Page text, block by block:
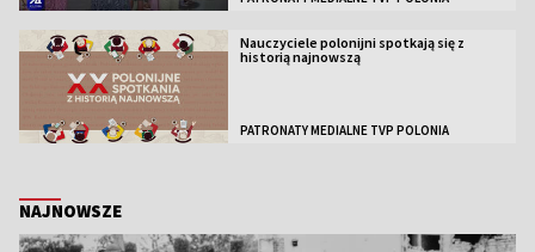
Nauczyciele polonijni spotkają się z
historią najnowszą
PATRONATY MEDIALNE TVP POLONIA
NAJNOWSZE